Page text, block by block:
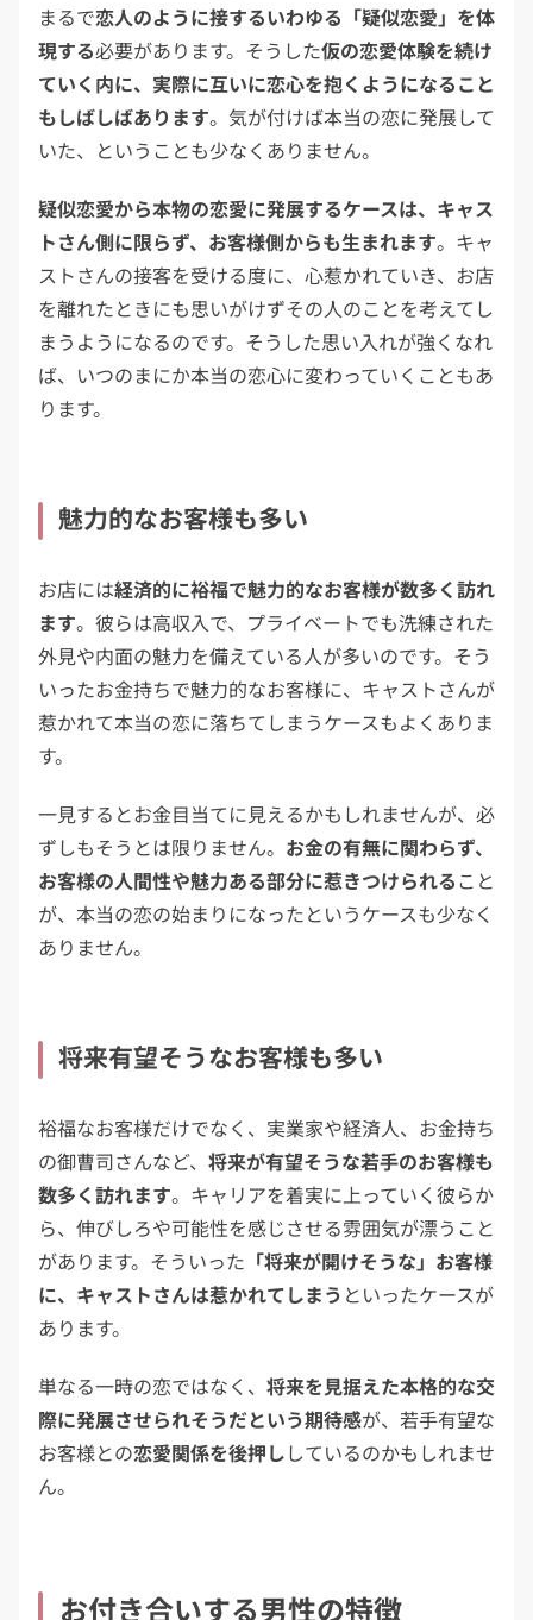
まるで恋人のように接するいわゆる「疑似恋愛」を体
現する必要があります。そうした仮の恋愛体験を続け
ていく内に、実際に互いに恋心を抱くようになること
もしばしばあります。気が付けば本当の恋に発展して
いた、ということも少なくありません。
疑似恋愛から本物の恋愛に発展するケースは、キャス
トさん側に限らず、お客様側からも生まれます。キャ
ストさんの接客を受ける度に、心惹かれていき、お店
を離れたときにも思いがけずその人のことを考えてし
まうようになるのです。そうした思い入れが強くなれ
ば、いつのまにか本当の恋心に変わっていくこともあ
ります。
魅力的なお客様も多い
お店には経済的に裕福で魅力的なお客様が数多く訪れ
ます。彼らは高収入で、プライベートでも洗練された
外見や内面の魅力を備えている人が多いのです。そう
いったお金持ちで魅力的なお客様に、キャストさんが
惹かれて本当の恋に落ちてしまうケースもよくありま
す。
一見するとお金目当てに見えるかもしれませんが、必
ずしもそうとは限りません。 お金の有無に関わらず、
お客様の人間性や魅力ある部分に惹きつけられること
が、本当の恋の始まりになったというケースも少なく
ありません。
将来有望そうなお客様も多い
裕福なお客様だけでなく、実業家や経済人、お金持ち
の御曹司さんなど、 将来が有望そうな若手のお客様も
数多く訪れます。キャリアを着実に上っていく彼らか
ら、伸びしろや可能性を感じさせる雰囲気が漂うこと
があります。そういった 「将来が開けそうな」お客様
に、キャストさんは惹かれてしまう といったケースが
あります。
単なる一時の恋ではなく、 将来を見据えた本格的な交
際に発展させられそうだという期待感が、若手有望な
お客様との恋愛関係を後押ししているのかもしれませ
ん。
お付き合いする男性の特徴